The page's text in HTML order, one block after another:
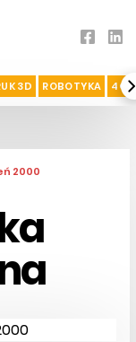
3D ROBOTYKA 4G I
2000